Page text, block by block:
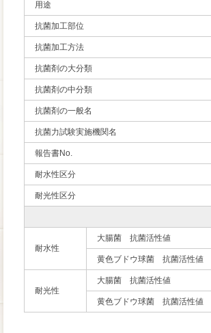
用途
抗菌加工部位
抗菌加工方法
抗菌剤の大分類
抗菌剤の中分類
抗菌剤の一般名
抗菌力試験実施機関名
報告書No.
耐水性区分
耐光性区分
耐水性
大腸菌 抗菌活性値
黄色ブドウ球菌 抗菌活性値
耐光性
大腸菌 抗菌活性値
黄色ブドウ球菌 抗菌活性値